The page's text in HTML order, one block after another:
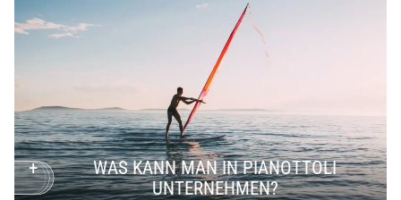
WAS KANN MAN IN PIANOTTOLI
UNTERNEHMEN?